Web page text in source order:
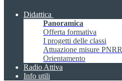
Didattica
Panoramica
Offerta formativa
I progetti delle classi
Attuazione misure PNRR
Orientamento
Radio Attiva
Info utili